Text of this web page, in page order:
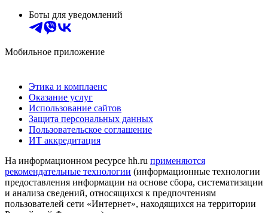
Боты для уведомлений
Мобильное приложение
Этика и комплаенс
Оказание услуг
Использование сайтов
Защита персональных данных
Пользовательское соглашение
ИТ аккредитация
На информационном ресурсе hh.ru применяются
рекомендательные технологии (информационные технологии
предоставления информации на основе сбора, систематизации
и анализа сведений, относящихся к предпочтениям
пользователей сети «Интернет», находящихся на территории